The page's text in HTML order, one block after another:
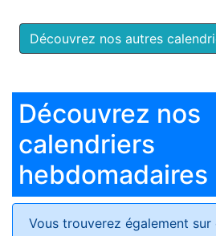
Découvrez nos autres
Découvrez nos
calendriers
Vous trouverez également